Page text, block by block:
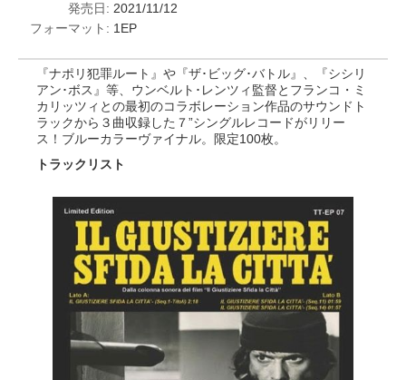
発売日: 2021/11/12
フォーマット: 1EP
『ナポリ犯罪ルート』や『ザ･ビッグ･バトル』、『シシリ
アン･ボス』等、ウンベルト･レンツィ監督とフランコ・ミ
カリッツィとの最初のコラボレーション作品のサウンドト
ラックから３曲収録した７”シングルレコードがリリー
ス！ブルーカラーヴァイナル。限定100枚。
トラックリスト